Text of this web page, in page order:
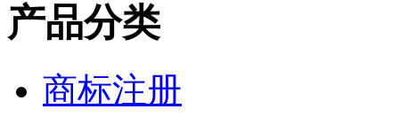
产品分类
商标注册